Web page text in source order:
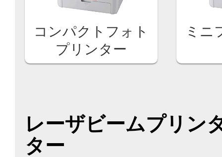
コンパクトフォト
プリンター
ミニ
レーザビームプリン
ター